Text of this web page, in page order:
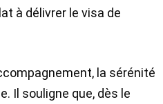
à délivrer le visa de
la sérénité
Il souligne que, dès le